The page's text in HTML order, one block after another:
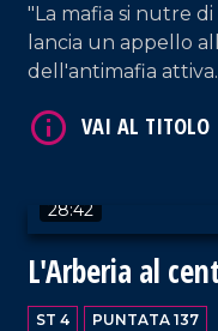
"La mafia si nutre
lancia un appello
dell'antimafia
Francesco
28:42
L'Arberia al
politico e
ST 4 PUNTATA 137
VAI AL TITOLO